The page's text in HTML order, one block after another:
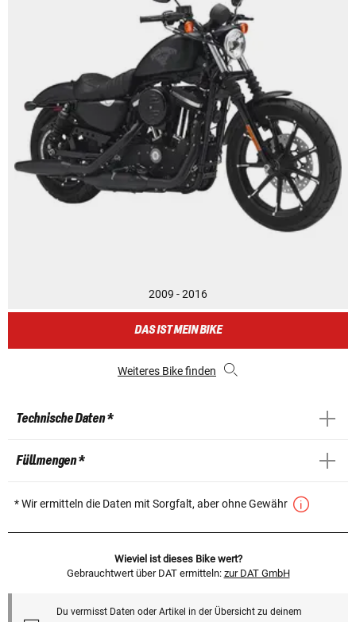
2009 - 2016
DAS IST MEIN BIKE
Weiteres Bike finden
Technische Daten *
Füllmengen *
* Wir ermitteln die Daten mit Sorgfalt, aber ohne Gewähr
Wieviel ist dieses Bike wert?
Gebrauchtwert über DAT ermitteln: zur DAT GmbH
Du vermisst Daten oder Artikel in der Übersicht zu deinem